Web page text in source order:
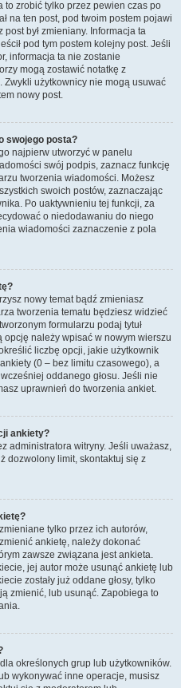
to zrobić tylko przez pewien czas po
na ten post, pod twoim postem pojawi
był zmieniany. Informacja ta
pod tym postem kolejny post. Jeśli
informacja ta nie zostanie
mogą zostawić notatkę z
użytkownicy nie mogą usuwać
nowy post.
swojego posta?
najpierw utworzyć w panelu
swój podpis, zaznacz funkcję
tworzenia wiadomości. Możesz
swoich postów, zaznaczając
Po uaktywnieniu tej funkcji, za
o niedodawaniu do niego
wiadomości zaznaczenie z pola
nowy temat bądź zmieniasz
tworzenia tematu będziesz widzieć
formularzu podaj tytuł
należy wpisać w nowym wierszu
liczbę opcji, jakie użytkownik
(0 – bez limitu czasowego), a
oddanego głosu. Jeśli nie
uprawnień do tworzenia ankiet.
ankiety?
administratora witryny. Jeśli uważasz,
dozwolony limit, skontaktuj się z
tylko przez ich autorów,
ankietę, należy dokonać
zawsze związana jest ankieta.
jej autor może usunąć ankietę lub
zostały już oddane głosy, tylko
zmienić, lub usunąć. Zapobiega to
określonych grup lub użytkowników.
wykonywać inne operacje, musisz